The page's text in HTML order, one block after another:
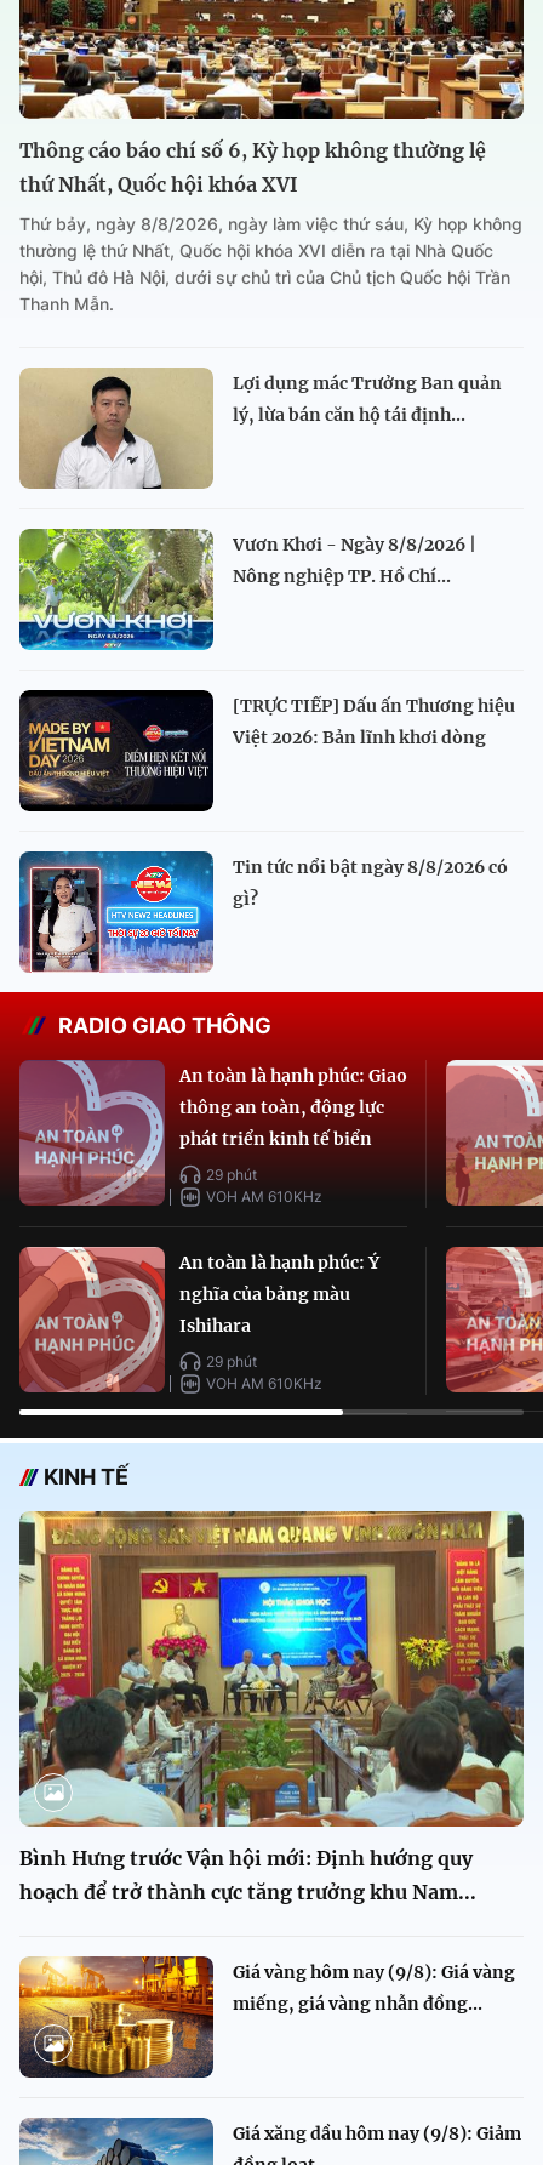
Thông cáo báo chí số 6, Kỳ họp không thường lệ
thứ Nhất, Quốc hội khóa XVI
Thứ bảy, ngày 8/8/2026, ngày làm việc thứ sáu, Kỳ họp không
thường lệ thứ Nhất, Quốc hội khóa XVI diễn ra tại Nhà Quốc
hội, Thủ đô Hà Nội, dưới sự chủ trì của Chủ tịch Quốc hội Trần
Thanh Mẫn.
Lợi dụng mác Trưởng Ban quản
lý, lừa bán căn hộ tái định...
Vươn Khơi - Ngày 8/8/2026 |
Nông nghiệp TP. Hồ Chí...
[TRỰC TIẾP] Dấu ấn Thương hiệu
Việt 2026: Bản lĩnh khơi dòng
Tin tức nổi bật ngày 8/8/2026 có
gì?
RADIO GIAO THÔNG
An toàn là hạnh phúc: Giao
thông an toàn, động lực
phát triển kinh tế biển
29 phút
VOH AM 610KHz
An toàn là hạnh phúc: Ý
nghĩa của bảng màu
Ishihara
29 phút
VOH AM 610KHz
KINH TẾ
Bình Hưng trước Vận hội mới: Định hướng quy
hoạch để trở thành cực tăng trưởng khu Nam...
Giá vàng hôm nay (9/8): Giá vàng
miếng, giá vàng nhẫn đồng...
Giá xăng dầu hôm nay (9/8): Giảm